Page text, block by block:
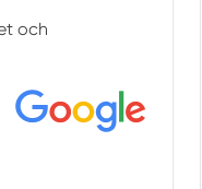
och